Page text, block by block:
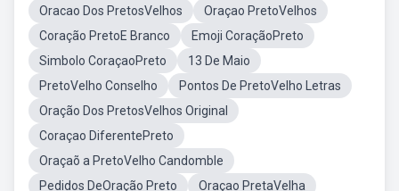
Oracao Dos PretosVelhos
Oraçao PretoVelhos
Coração PretoE Branco
Emoji CoraçãoPreto
Simbolo CoraçaoPreto
13 De Maio
PretoVelho Conselho
Pontos De PretoVelho Letras
Oração Dos PretosVelhos Original
Coraçao DiferentePreto
Oraçaõ a PretoVelho Candomble
Pedidos DeOração Preto
Oraçao PretaVelha